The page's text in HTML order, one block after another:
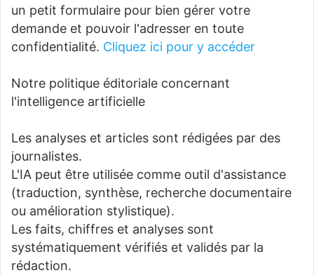
un petit formulaire pour bien gérer votre
demande et pouvoir l'adresser en toute
confidentialité. Cliquez ici pour y accéder
Notre politique éditoriale concernant
l'intelligence artificielle
Les analyses et articles sont rédigées par des
journalistes.
L'IA peut être utilisée comme outil d'assistance
(traduction, synthèse, recherche documentaire
ou amélioration stylistique).
Les faits, chiffres et analyses sont
systématiquement vérifiés et validés par la
rédaction.